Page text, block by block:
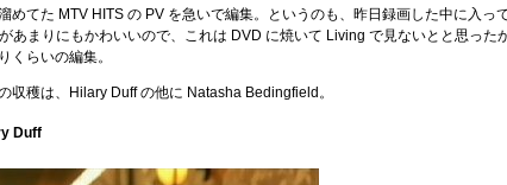
めてた MTV HITS の PV を急いで編集。というのも、昨日録画した中に入っ
あまりにもかわいいので、これは DVD に焼いて Living で見ないとと思った
くらいの編集。
収穫は、Hilary Duff の他に Natasha Bedingfield。
Duff